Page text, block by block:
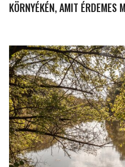
KÖRNYÉKÉN, AMIT ÉRDEMES